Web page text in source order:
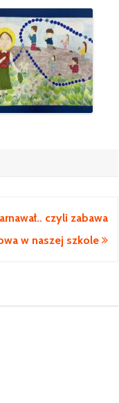
czyli zabawa
w naszej szkole